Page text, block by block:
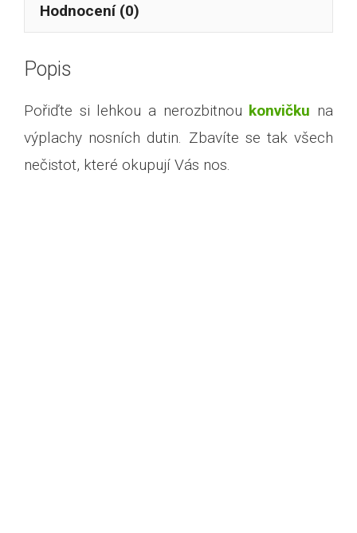
Hodnocení (0)
Popis
Pořiďte si lehkou a nerozbitnou konvičku na
výplachy nosních dutin. Zbavíte se tak všech
nečistot, které okupují Vás nos.